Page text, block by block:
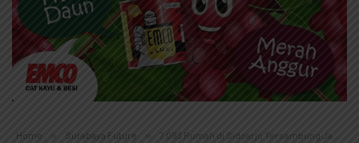
Home » Surabaya Future » 7.093 Rumah di Sidoarjo Tersambung Jaringan Gas dan 196 Unit Konkit Untuk Nelayan diserahkan Menteri ESDM